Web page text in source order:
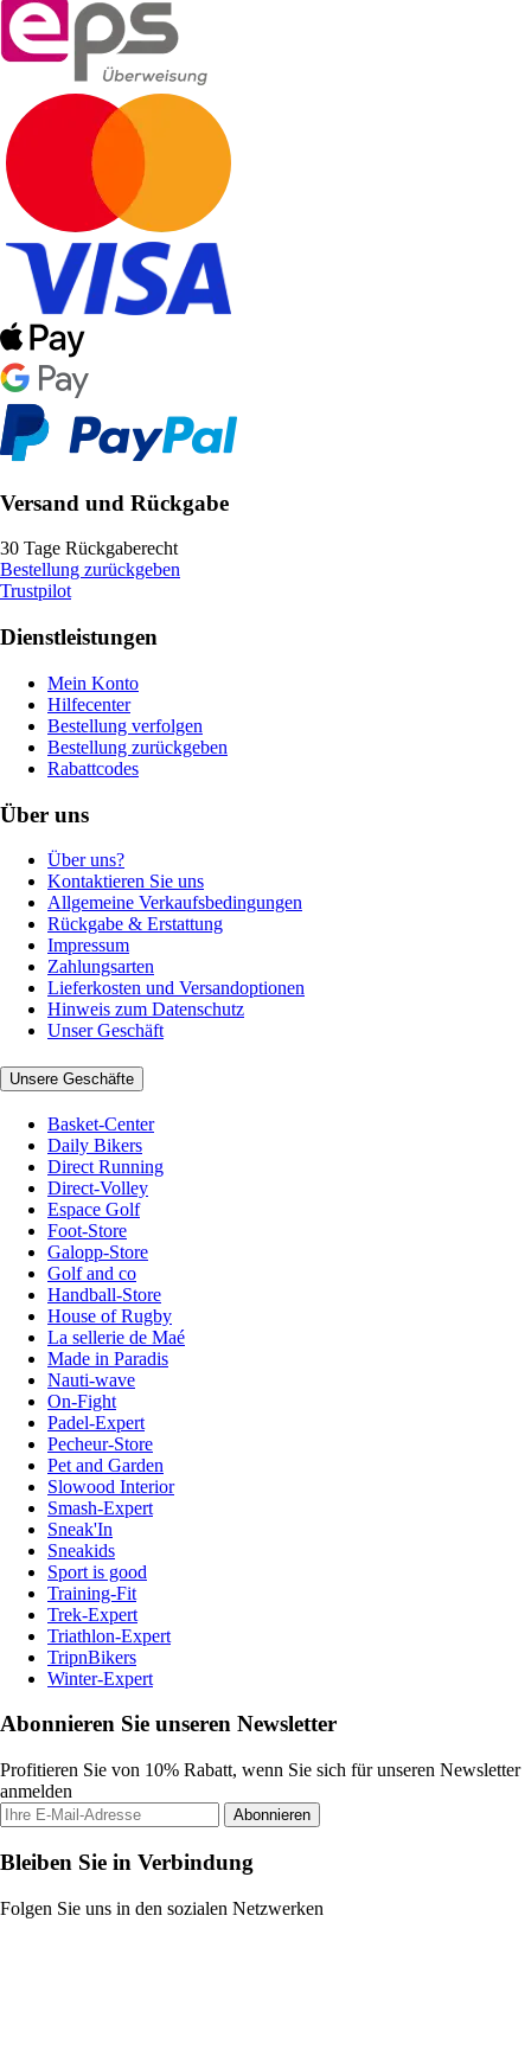
Versand und Rückgabe
30 Tage Rückgaberecht
Bestellung zurückgeben
Trustpilot
Dienstleistungen
Mein Konto
Hilfecenter
Bestellung verfolgen
Bestellung zurückgeben
Rabattcodes
Über uns
Über uns?
Kontaktieren Sie uns
Allgemeine Verkaufsbedingungen
Rückgabe & Erstattung
Impressum
Zahlungsarten
Lieferkosten und Versandoptionen
Hinweis zum Datenschutz
Unser Geschäft
Unsere Geschäfte
Basket-Center
Daily Bikers
Direct Running
Direct-Volley
Espace Golf
Foot-Store
Galopp-Store
Golf and co
Handball-Store
House of Rugby
La sellerie de Maé
Made in Paradis
Nauti-wave
On-Fight
Padel-Expert
Pecheur-Store
Pet and Garden
Slowood Interior
Smash-Expert
Sneak'In
Sneakids
Sport is good
Training-Fit
Trek-Expert
Triathlon-Expert
TripnBikers
Winter-Expert
Abonnieren Sie unseren Newsletter
Profitieren Sie von 10% Rabatt, wenn Sie sich für unseren Newsletter
anmelden
Abonnieren
Bleiben Sie in Verbindung
Folgen Sie uns in den sozialen Netzwerken